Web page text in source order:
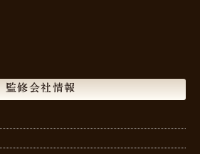
監修会社情報